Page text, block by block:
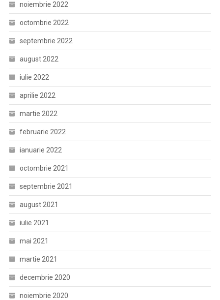
noiembrie 2022
octombrie 2022
septembrie 2022
august 2022
iulie 2022
aprilie 2022
martie 2022
februarie 2022
ianuarie 2022
octombrie 2021
septembrie 2021
august 2021
iulie 2021
mai 2021
martie 2021
decembrie 2020
noiembrie 2020